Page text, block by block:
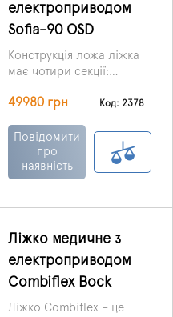
електроприводом
Sofia-90 OSD
Конструкція ложа ліжка
має чотири секції:
що відповідають
спини.
49980 грн Код: 2378
Повідомити
про
наявність
Ліжко медичне з
електроприводом
Combiflex Bock
Ліжко Combiflex – це